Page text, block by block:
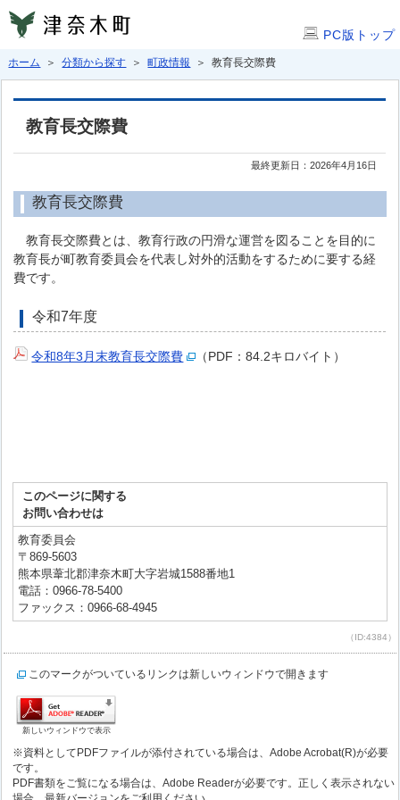
PC版トップ
ホーム ＞分類から探す ＞町政情報 ＞ 教育長交際費
教育長交際費
最終更新日：2026年4月16日
教育長交際費
教育長交際費とは、教育行政の円滑な運営を図ることを目的に
教育長が町教育委員会を代表し対外的活動をするために要する経
費です。
令和7年度
令和8年3月末教育長交際費 （PDF：84.2キロバイト）
このページに関する
お問い合わせは
教育委員会
〒869-5603
熊本県葦北郡津奈木町大字岩城1588番地1
電話：0966-78-5400
ファックス：0966-68-4945
（ID:4384）
このマークがついているリンクは新しいウィンドウで開きます
新しいウィンドウで表示
※資料としてPDFファイルが添付されている場合は、Adobe Acrobat(R)が必要
です。
PDF書類をご覧になる場合は、Adobe Readerが必要です。正しく表示されない